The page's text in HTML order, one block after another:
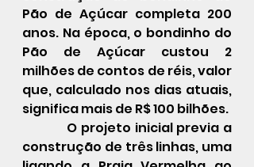
Pão de Açúcar completa 200
anos. Na época, o bondinho do
Pão de Açúcar custou 2
milhões de contos de réis, valor
que, calculado nos dias atuais,
significa mais de R$ 100 bilhões.
construção de três linhas, uma